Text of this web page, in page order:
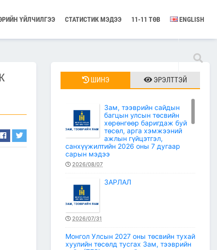
ҮЙЛЧИЛГЭЭ СТАТИСТИК МЭДЭЭ 11-11 ТӨВ ENGLISH
ШИНЭ ЭРЭЛТТЭЙ
Зам, тээврийн сайдын
багцын улсын төсвийн
хөрөнгөөр баригдаж буй
төсөл, арга хэмжээний
ажлын гүйцэтгэл,
санхүүжилтийн 2026 оны 7 дугаар
сарын мэдээ
2026/08/07
ЗАРЛАЛ
2026/07/31
Монгол Улсын 2027 оны төсвийн тухай
хуулийн төсөлд тусгах Зам, тээврийн